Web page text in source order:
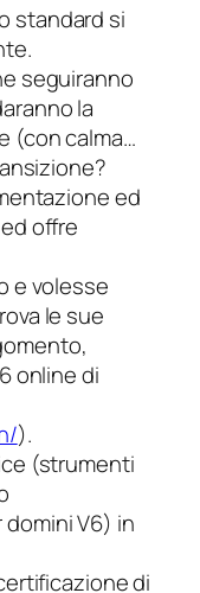
standard si
seguiranno
la
(con calma…
ed
offre
e volesse
le sue
online di
).
(strumenti
V6) in
di